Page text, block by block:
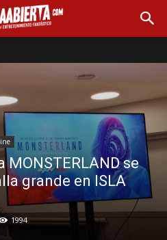
se
grande en ISLA
1994